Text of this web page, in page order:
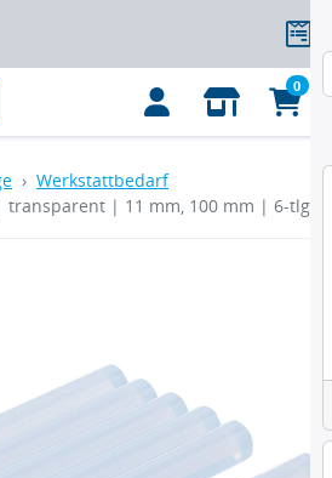
0
Werkstattbedarf
transparent | 11 mm, 100 mm | 6-tlg.